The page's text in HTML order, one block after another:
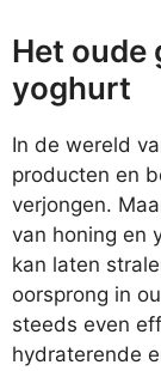
Het oude
yoghurt
In de wereld
producten en
verjongen.
van honing en
kan laten
oorsprong in
steeds even
hydraterende